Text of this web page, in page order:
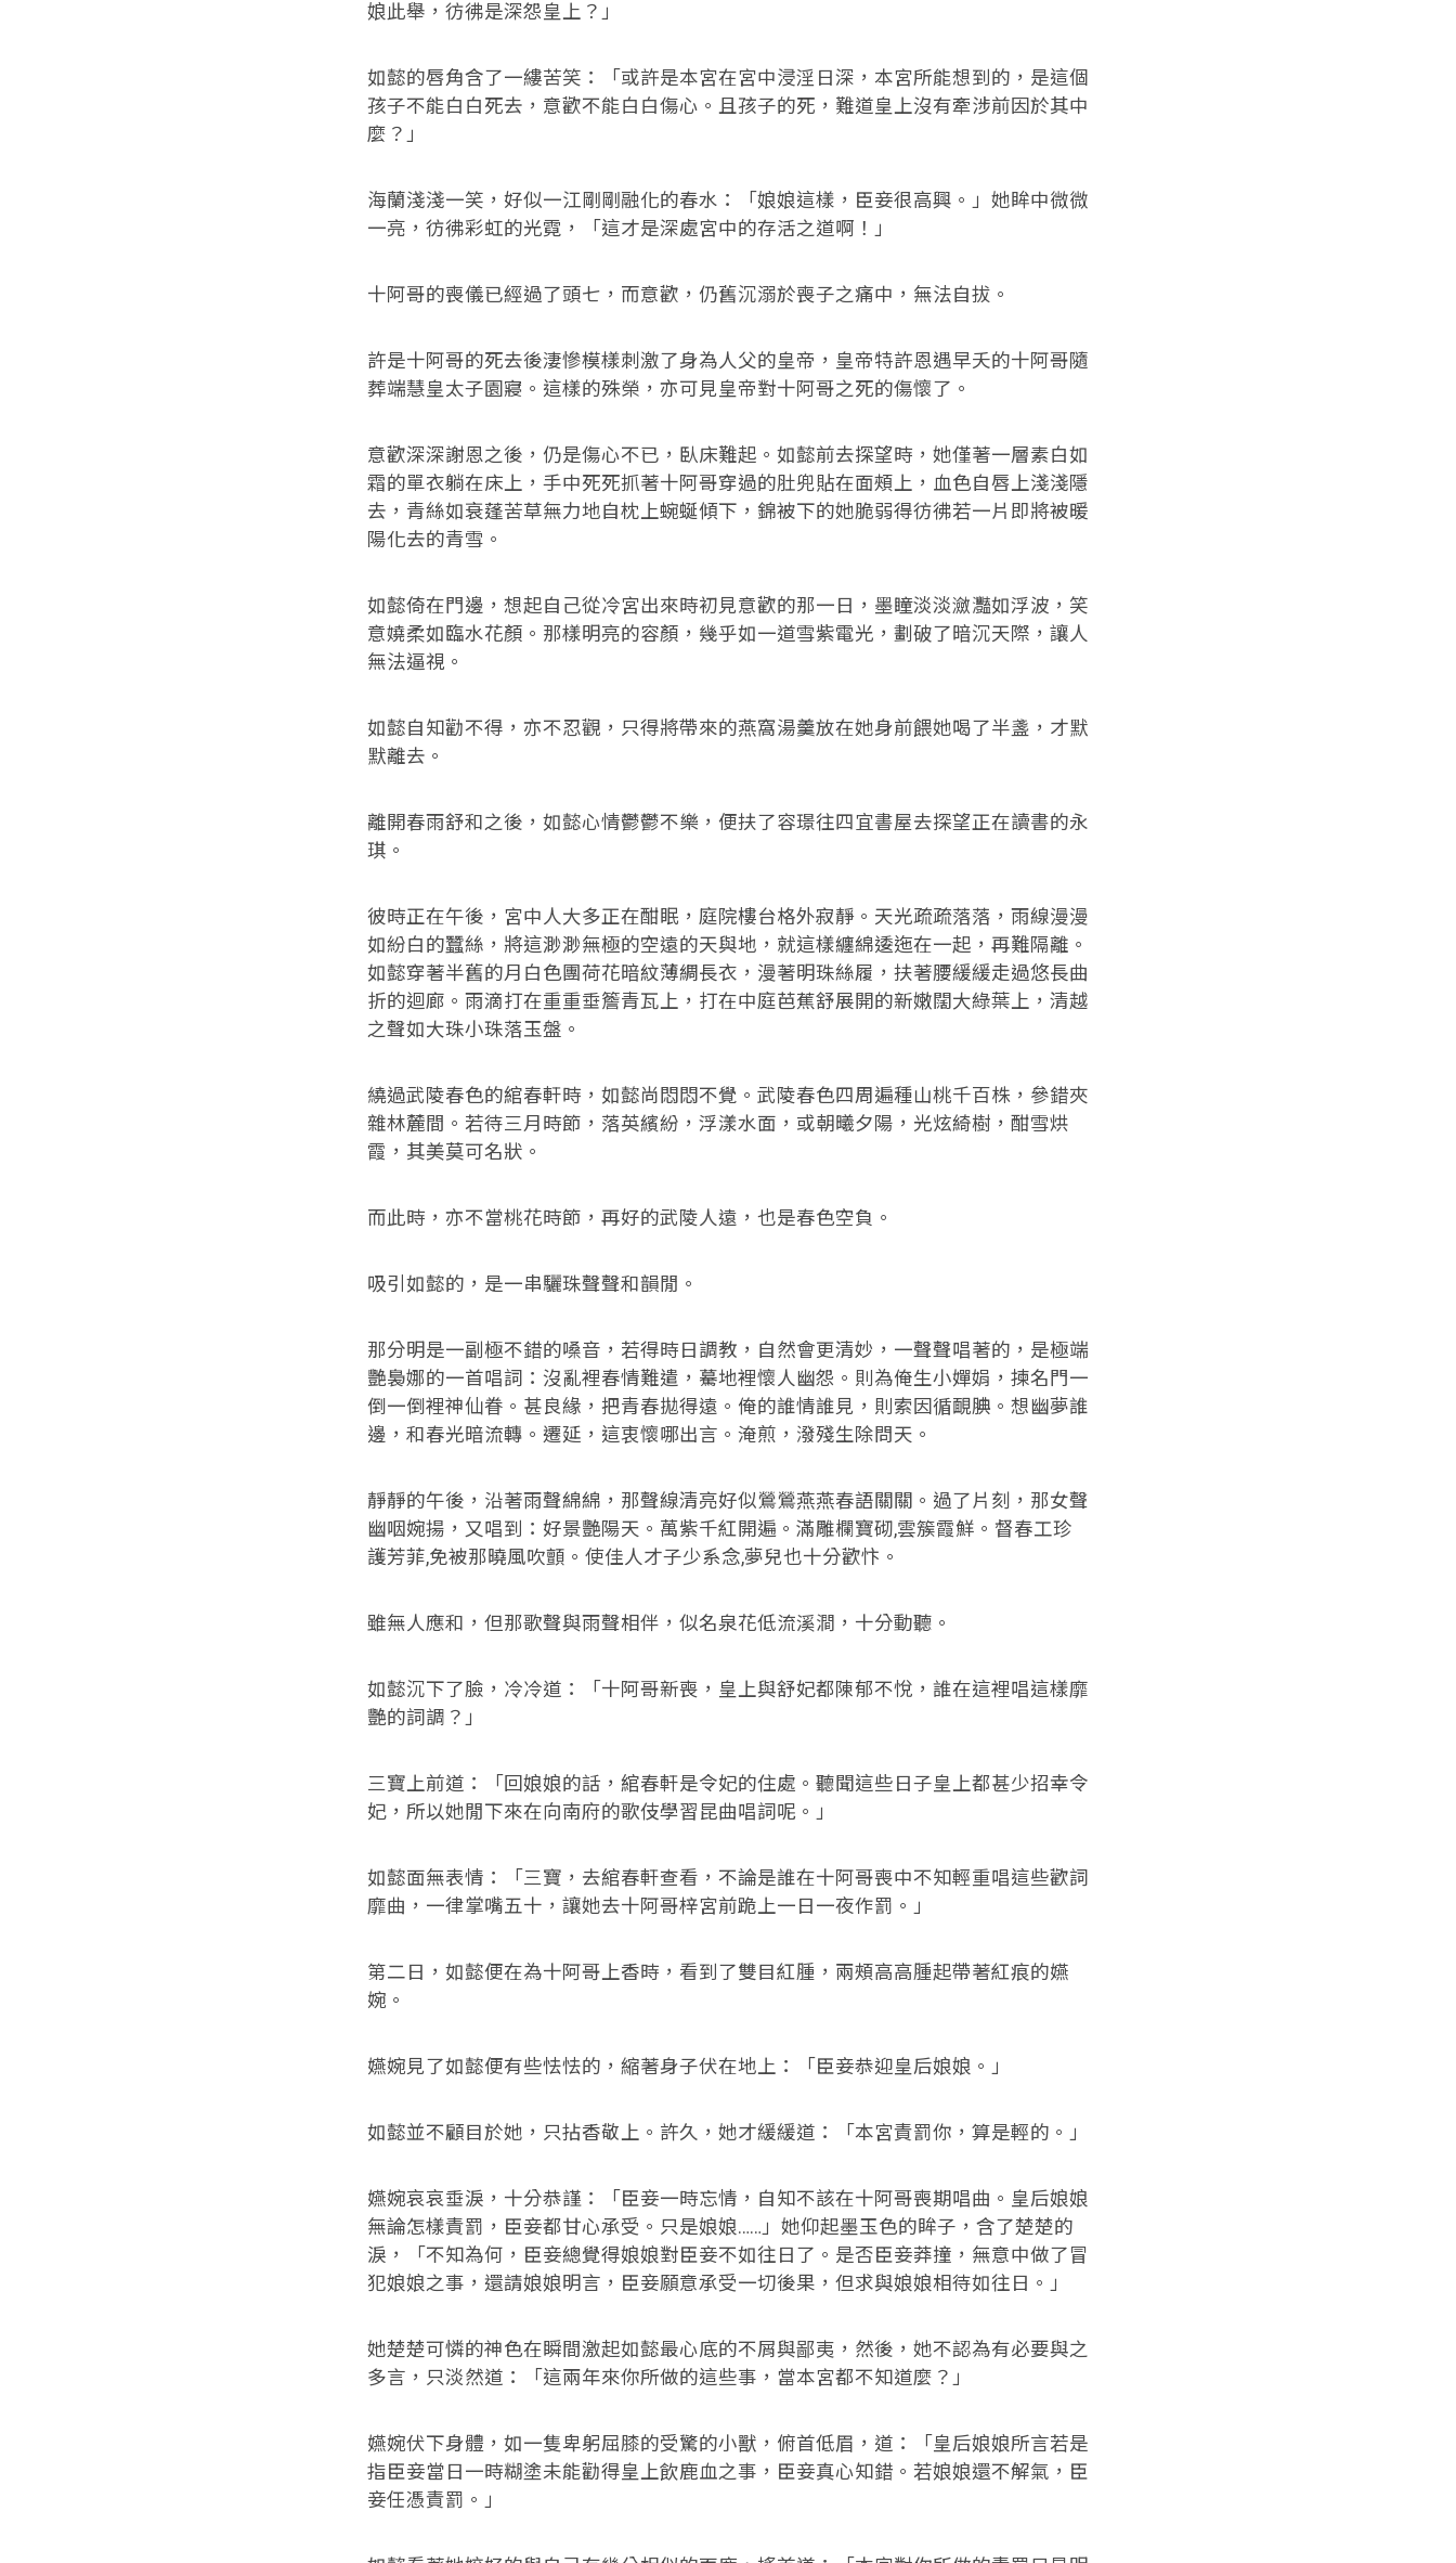
娘此舉，彷彿是深怨皇上？」
如懿的唇角含了一縷苦笑：「或許是本宮在宮中浸淫日深，本宮所能想到的，是這個
孩子不能白白死去，意歡不能白白傷心。且孩子的死，難道皇上沒有牽涉前因於其中
麼？」
海蘭淺淺一笑，好似一江剛剛融化的春水：「娘娘這樣，臣妾很高興。」她眸中微微
一亮，彷彿彩虹的光霓，「這才是深處宮中的存活之道啊！」
十阿哥的喪儀已經過了頭七，而意歡，仍舊沉溺於喪子之痛中，無法自拔。
許是十阿哥的死去後淒慘模樣刺激了身為人父的皇帝，皇帝特許恩遇早夭的十阿哥隨
葬端慧皇太子園寢。這樣的殊榮，亦可見皇帝對十阿哥之死的傷懷了。
意歡深深謝恩之後，仍是傷心不已，臥床難起。如懿前去探望時，她僅著一層素白如
霜的單衣躺在床上，手中死死抓著十阿哥穿過的肚兜貼在面頰上，血色自唇上淺淺隱
去，青絲如衰蓬苦草無力地自枕上蜿蜒傾下，錦被下的她脆弱得彷彿若一片即將被暖
陽化去的青雪。
如懿倚在門邊，想起自己從冷宮出來時初見意歡的那一日，墨瞳淡淡瀲灩如浮波，笑
意嬈柔如臨水花顏。那樣明亮的容顏，幾乎如一道雪紫電光，劃破了暗沉天際，讓人
無法逼視。
如懿自知勸不得，亦不忍觀，只得將帶來的燕窩湯羹放在她身前餵她喝了半盞，才默
默離去。
離開春雨舒和之後，如懿心情鬱鬱不樂，便扶了容璟往四宜書屋去探望正在讀書的永
琪。
彼時正在午後，宮中人大多正在酣眠，庭院樓台格外寂靜。天光疏疏落落，雨線漫漫
如紛白的蠶絲，將這渺渺無極的空遠的天與地，就這樣纏綿逶迤在一起，再難隔離。
如懿穿著半舊的月白色團荷花暗紋薄綢長衣，漫著明珠絲履，扶著腰緩緩走過悠長曲
折的迴廊。雨滴打在重重垂簷青瓦上，打在中庭芭蕉舒展開的新嫩闊大綠葉上，清越
之聲如大珠小珠落玉盤。
繞過武陵春色的綰春軒時，如懿尚悶悶不覺。武陵春色四周遍種山桃千百株，參錯夾
雜林麓間。若待三月時節，落英繽紛，浮漾水面，或朝曦夕陽，光炫綺樹，酣雪烘
霞，其美莫可名狀。
而此時，亦不當桃花時節，再好的武陵人遠，也是春色空負。
吸引如懿的，是一串驪珠聲聲和韻閒。
那分明是一副極不錯的嗓音，若得時日調教，自然會更清妙，一聲聲唱著的，是極端
艷裊娜的一首唱詞：沒亂裡春情難遣，驀地裡懷人幽怨。則為俺生小嬋娟，揀名門一
倒一倒裡神仙眷。甚良緣，把青春拋得遠。俺的誰情誰見，則索因循靦腆。想幽夢誰
邊，和春光暗流轉。遷延，這衷懷哪出言。淹煎，潑殘生除問天。
靜靜的午後，沿著雨聲綿綿，那聲線清亮好似鶯鶯燕燕春語關關。過了片刻，那女聲
幽咽婉揚，又唱到：好景艷陽天。萬紫千紅開遍。滿雕欄寶砌,雲簇霞鮮。督春工珍
護芳菲,免被那曉風吹顫。使佳人才子少系念,夢兒也十分歡忭。
雖無人應和，但那歌聲與雨聲相伴，似名泉花低流溪澗，十分動聽。
如懿沉下了臉，冷冷道：「十阿哥新喪，皇上與舒妃都陳郁不悅，誰在這裡唱這樣靡
艷的詞調？」
三寶上前道：「回娘娘的話，綰春軒是令妃的住處。聽聞這些日子皇上都甚少招幸令
妃，所以她閒下來在向南府的歌伎學習昆曲唱詞呢。」
如懿面無表情：「三寶，去綰春軒查看，不論是誰在十阿哥喪中不知輕重唱這些歡詞
靡曲，一律掌嘴五十，讓她去十阿哥梓宮前跪上一日一夜作罰。」
第二日，如懿便在為十阿哥上香時，看到了雙目紅腫，兩頰高高腫起帶著紅痕的嬿
婉。
嬿婉見了如懿便有些怯怯的，縮著身子伏在地上：「臣妾恭迎皇后娘娘。」
如懿並不顧目於她，只拈香敬上。許久，她才緩緩道：「本宮責罰你，算是輕的。」
嬿婉哀哀垂淚，十分恭謹：「臣妾一時忘情，自知不該在十阿哥喪期唱曲。皇后娘娘
無論怎樣責罰，臣妾都甘心承受。只是娘娘……」她仰起墨玉色的眸子，含了楚楚的
淚，「不知為何，臣妾總覺得娘娘對臣妾不如往日了。是否臣妾莽撞，無意中做了冒
犯娘娘之事，還請娘娘明言，臣妾願意承受一切後果，但求與娘娘相待如往日。」
她楚楚可憐的神色在瞬間激起如懿最心底的不屑與鄙夷，然後，她不認為有必要與之
多言，只淡然道：「這兩年來你所做的這些事，當本宮都不知道麼？」
嬿婉伏下身體，如一隻卑躬屈膝的受驚的小獸，俯首低眉，道：「皇后娘娘所言若是
指臣妾當日一時糊塗未能勸得皇上飲鹿血之事，臣妾真心知錯。若娘娘還不解氣，臣
妾任憑責罰。」